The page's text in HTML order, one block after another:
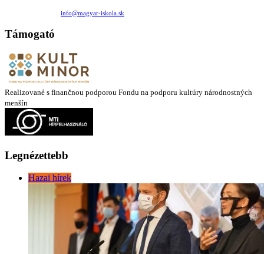
info@magyar-iskola.sk
Támogató
Realizované s finančnou podporou Fondu na podporu kultúry národnostných
menšín
Legnézettebb
Hazai hírek